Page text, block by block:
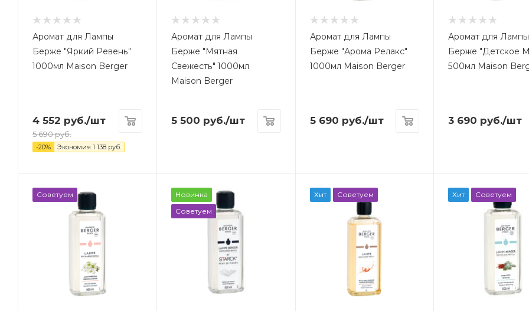
Аромат для Лампы
Берже "Яркий Ревень"
1000мл Maison Berger
4 552 руб./шт
5 690руб.
-20% Экономия 1 138 руб.
Аромат для Лампы
Берже "Мятная
Свежесть" 1000мл
Maison Berger
5 500 руб./шт
Аромат для Лампы
Берже "Арома Релакс"
1000мл Maison Berger
5 690 руб./шт
Аромат для Лампы
Берже "Детское
500мл Maison
3 690 руб./шт
Советуем
Новинка
Советуем
Хит Советуем Хит Советуем